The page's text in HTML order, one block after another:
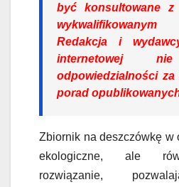
być konsultowane z
Redakcja i
internetowej
odpowiedzialności
porad
Zbiornik na deszczówkę w
ekologiczne, ale
rozwiązanie,